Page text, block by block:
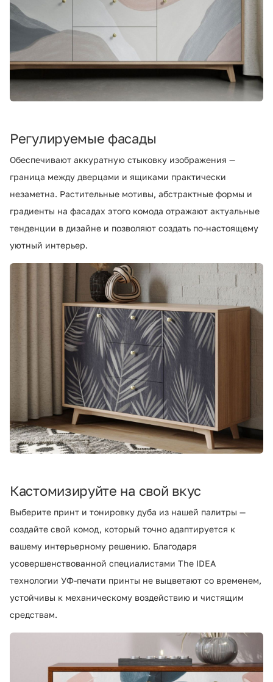
Регулируемые фасады
Обеспечивают аккуратную стыковку изображения —
граница между дверцами и ящиками практически
незаметна. Растительные мотивы, абстрактные формы и
градиенты на фасадах этого комода отражают актуальные
тенденции в дизайне и позволяют создать по-настоящему
уютный интерьер.
Кастомизируйте на свой вкус
Выберите принт и тонировку дуба из нашей палитры —
создайте свой комод, который точно адаптируется к
вашему интерьерному решению. Благодаря
усовершенствованной специалистами The IDEA
технологии УФ-печати принты не выцветают со временем,
устойчивы к механическому воздействию и чистящим
средствам.